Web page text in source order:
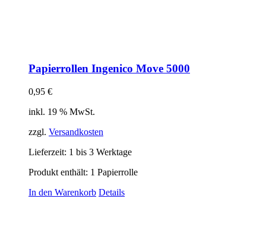
Papierrollen Ingenico Move 5000
0,95 €
inkl. 19 % MwSt.
zzgl. Versandkosten
Lieferzeit: 1 bis 3 Werktage
Produkt enthält: 1 Papierrolle
In den Warenkorb Details